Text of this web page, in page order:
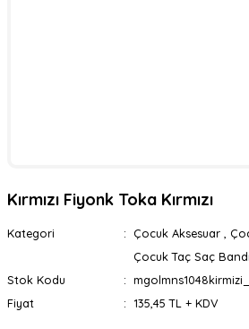
Kırmızı Fiyonk Toka Kırmızı
Kategori Çocuk Aksesuar
Çocuk Taç Saç
Stok Kodu
Fiyat
135,45 TL + KDV